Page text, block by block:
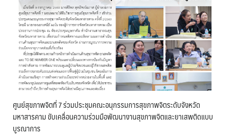
ศูนย์สุขภาพจิตที่ 7 ร่วมประชุมคณะอนุกรรมการสุขภาพจิตระดับจังหวัด
มหาสารคาม ขับเคลื่อนความร่วมมือพัฒนางานสุขภาพจิตและยาเสพติดแบบ
บูรณาการ